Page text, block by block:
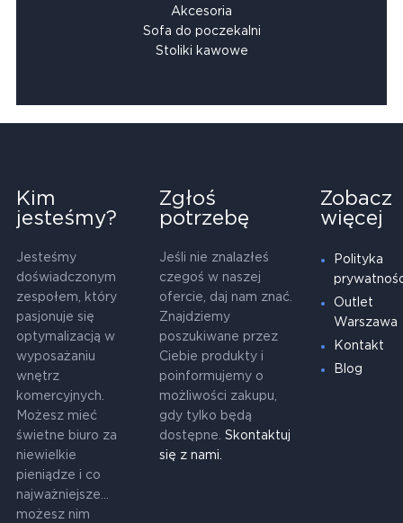
Akcesoria
Sofa do poczekalni
Stoliki kawowe
Kim
jesteśmy?
Jesteśmy
doświadczonym
zespołem, który
pasjonuje się
optymalizacją w
wyposażaniu
wnętrz
komercyjnych.
Możesz mieć
świetne biuro za
niewielkie
pieniądze i co
najważniejsze...
możesz nim
Zgłoś
potrzebę
Jeśli nie znalazłeś
czegoś w naszej
ofercie, daj nam znać.
Znajdziemy
poszukiwane przez
Ciebie produkty i
poinformujemy o
możliwości zakupu,
gdy tylko będą
dostępne. Skontaktuj
się z nami.
Zobacz
więcej
Polityka
Outlet
Warszawa
Kontakt
Blog